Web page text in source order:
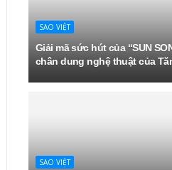
SAO VIỆT
Giải mã sức hút của “SUN
chân dung nghệ thuật của
SAO VIỆT